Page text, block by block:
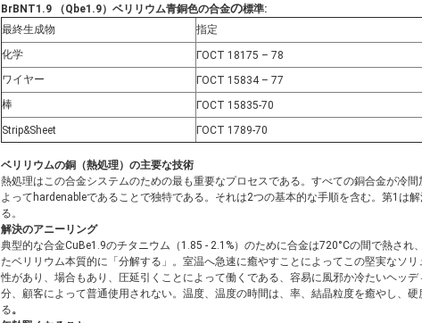
BrBNT1.9 （Qbe1.9）ベリリウム青銅色の合金の標準:
最終生成物
指定
化学
ГОСТ 18175 – 78
ワイヤー
ГОСТ 15834 – 77
棒
ГОСТ 15835-70
Strip&Sheet
ГОСТ 1789-70
ベリリウムの銅（熱処理）の主要な技術
熱処理はこの合金システムのための最も重要なプロセスである。すべての銅合金が冷
よってhardenableであることで独特である。それは2つの基本的な手順を含む。第1は
る。
解決のアニーリング
典型的な合金CuBe1.9のチタニウム（1.85 - 2.1%）のために合金は720°Cの間で熱さ
たベリリウム本質的に「分解する」。室温へ急速に癒やすことによってこの堅実なソ
性があり、場合もあり、圧延引くことによって働くである、容易に風邪か冷たいヘッ
分、顧客によって普通使用されない。温度、温度の時間は、率、結晶粒度を癒やし、
る。